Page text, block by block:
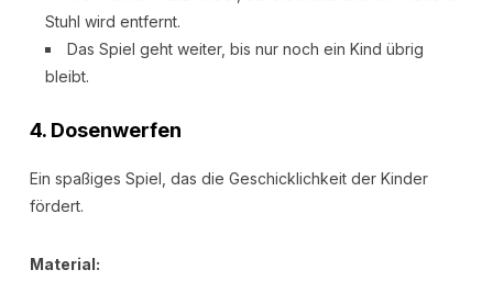
Stuhl wird entfernt.
Das Spiel geht weiter, bis nur noch ein Kind übrig
bleibt.
4. Dosenwerfen
Ein spaßiges Spiel, das die Geschicklichkeit der Kinder
fördert.
Material: